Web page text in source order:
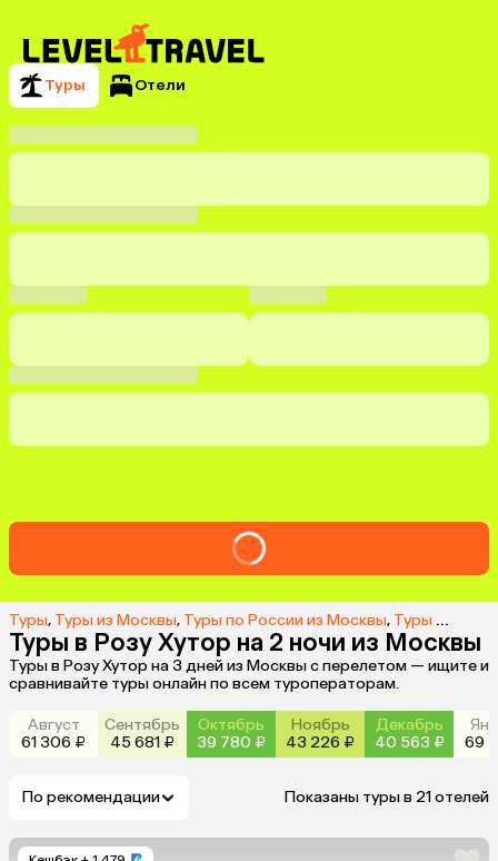
Туры Отели
Туры, Туры из Москвы, Туры по России из Москвы, Туры на Розу Хутор из Москвы
Туры в Розу Хутор на 2 ночи из Москвы
Туры в Розу Хутор на 3 дней из Москвы с перелетом — ищите и
сравнивайте туры онлайн по всем туроператорам.
Август
61 306 ₽
Сентябрь
45 681 ₽
Октябрь
39 780 ₽
Ноябрь
43 226 ₽
Декабрь
40 563 ₽
69
По рекомендации Показаны туры в 21 отелей